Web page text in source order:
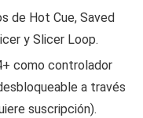
de Hot Cue, Saved
y Slicer Loop.
como controlador
a través
suscripción).